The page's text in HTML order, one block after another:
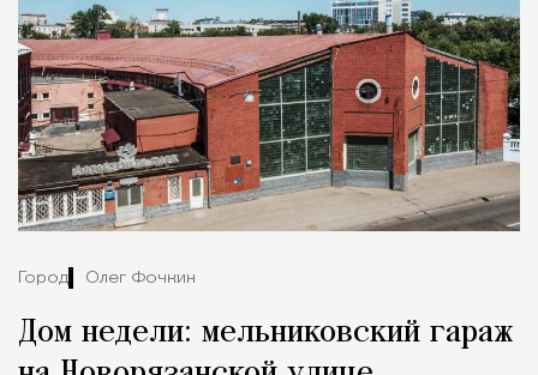
Город Олег Фочкин
Дом недели: мельниковский гараж